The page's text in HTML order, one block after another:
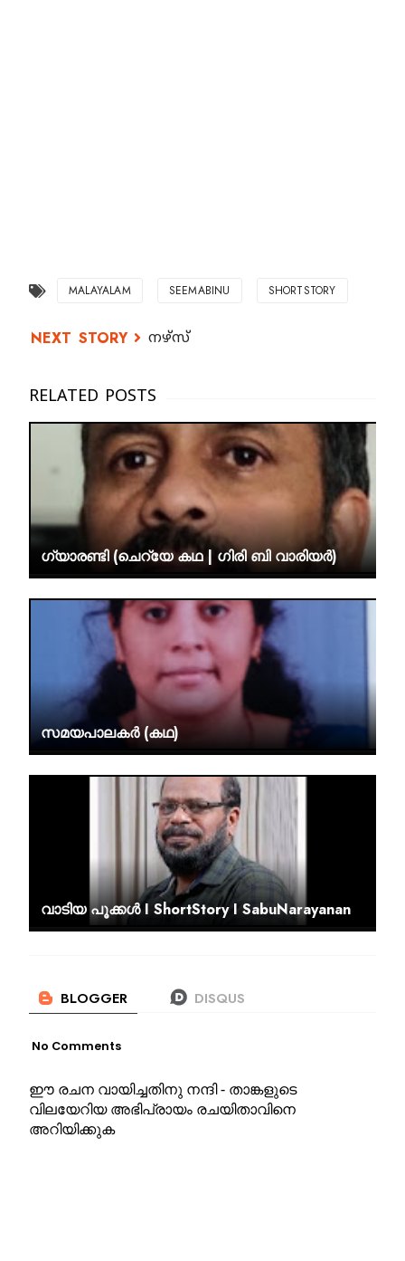
MALAYALAM SEEMABINU SHORTSTORY
നഴ്‌സ്‌
ഗ്യാരണ്ടി (ചെറ്യേ കഥ | ഗിരി ബി വാരിയർ)
സമയപാലകർ (കഥ)
വാടിയ പൂക്കൾ I ShortStory I SabuNarayanan
No Comments
ഈ രചന വായിച്ചതിനു നന്ദി - താങ്കളുടെ
വിലയേറിയ അഭിപ്രായം രചയിതാവിനെ
അറിയിക്കുക